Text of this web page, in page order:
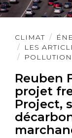
CLIMAT
LES
Reuben
projet
Project,
Lire
l'article